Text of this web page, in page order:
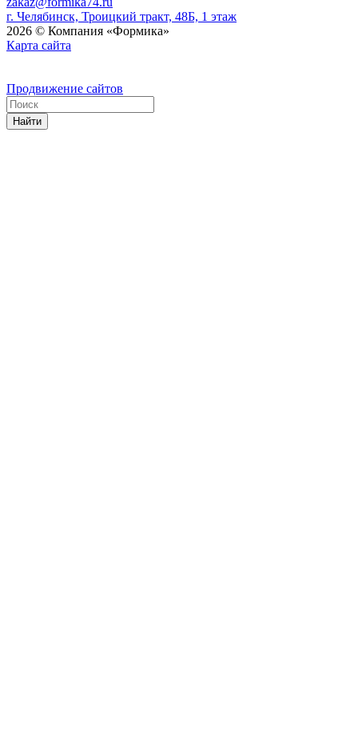
г. Челябинск, Троицкий тракт, 48Б, 1 этаж
2026 © Компания «Формика»
Карта сайта
Продвижение сайтов
Найти